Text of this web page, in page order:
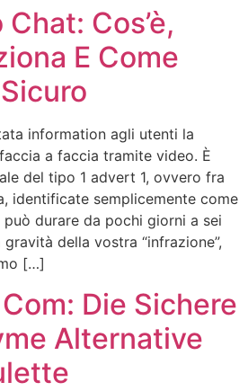
Cos’è,
E Come
information agli utenti la
a faccia tramite video. È
del tipo 1 advert 1, ovvero fra
identificate semplicemente come
può durare da pochi giorni a sei
della vostra “infrazione”,
[…]
Die Sichere
Alternative